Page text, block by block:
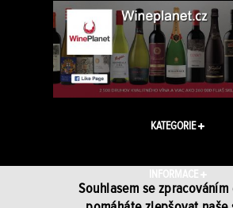
KATEGORIE
INFORMACE
Souhlasem se zpracováním